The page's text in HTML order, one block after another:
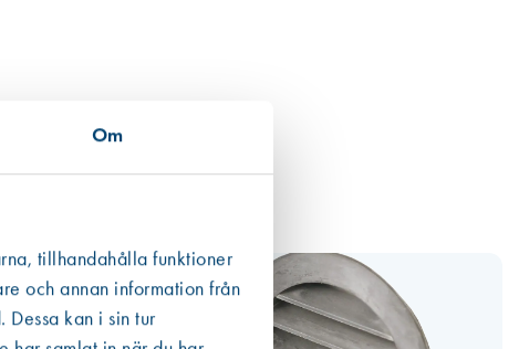
Om
tillhandahålla funktioner
och annan information från
kan i sin tur